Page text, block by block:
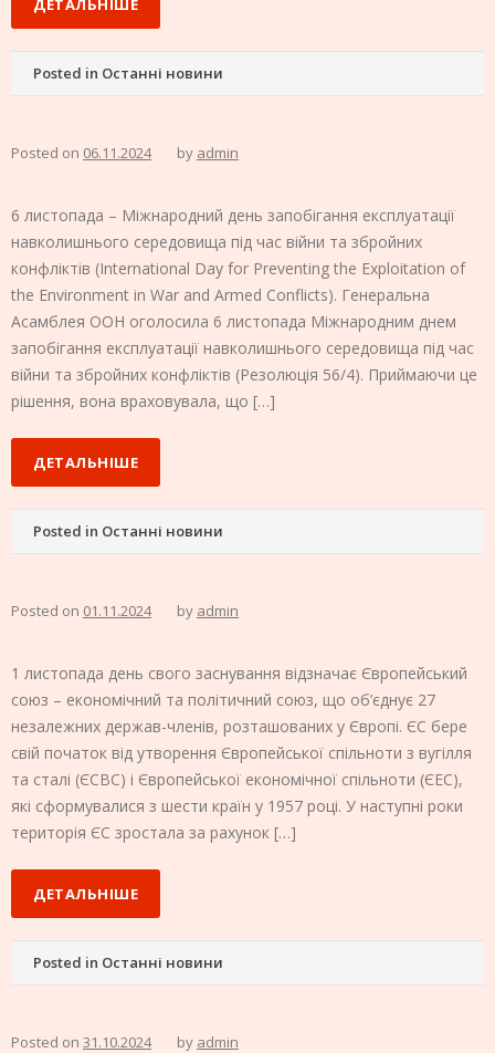
ДЕТАЛЬНІШЕ
Posted in Останні новини
Posted on 06.11.2024 by admin
6 листопада – Міжнародний день запобігання експлуатації
навколишнього середовища під час війни та збройних
конфліктів (International Day for Preventing the Exploitation of
the Environment in War and Armed Conflicts). Генеральна
Асамблея ООН оголосила 6 листопада Міжнародним днем
запобігання експлуатації навколишнього середовища під час
війни та збройних конфліктів (Резолюція 56/4). Приймаючи це
рішення, вона враховувала, що […]
ДЕТАЛЬНІШЕ
Posted in Останні новини
Posted on 01.11.2024 by admin
1 листопада день свого заснування відзначає Європейський
союз – економічний та політичний союз, що об’єднує 27
незалежних держав-членів, розташованих у Європі. ЄС бере
свій початок від утворення Європейської спільноти з вугілля
та сталі (ЄСВС) і Європейської економічної спільноти (ЄЕС),
які сформувалися з шести країн у 1957 році. У наступні роки
територія ЄС зростала за рахунок […]
ДЕТАЛЬНІШЕ
Posted in Останні новини
Posted on 31.10.2024 by admin